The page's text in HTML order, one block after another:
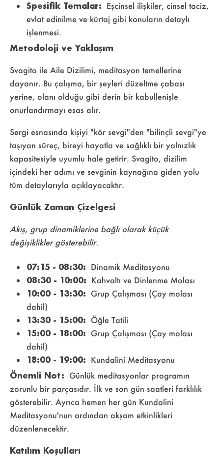
Spesifik Temalar: Eşcinsel ilişkiler, cinsel taciz,
evlat edinilme ve kürtaj gibi konuların detaylı
işlenmesi.
Metodoloji ve Yaklaşım
Svagito ile Aile Dizilimi, meditasyon temellerine
dayanır. Bu çalışma, bir şeyleri düzeltme çabası
yerine, olanı olduğu gibi derin bir kabullenişle
onurlandırmayı esas alır.
Sergi esnasında kişiyi "kör sevgi"den "bilinçli sevgi"ye
taşıyan süreç, bireyi hayatla ve sağlıklı bir yalnızlık
kapasitesiyle uyumlu hale getirir. Svagito, dizilim
içindeki her adımı ve sevginin kaynağına giden yolu
tüm detaylarıyla açıklayacaktır.
Günlük Zaman Çizelgesi
Akış, grup dinamiklerine bağlı olarak küçük
değişiklikler gösterebilir.
07:15 - 08:30: Dinamik Meditasyonu
08:30 - 10:00: Kahvaltı ve Dinlenme Molası
10:00 - 13:30: Grup Çalışması (Çay molası
dahil)
13:30 - 15:00: Öğle Tatili
15:00 - 18:00: Grup Çalışması (Çay molası
dahil)
18:00 - 19:00: Kundalini Meditasyonu
Önemli Not: Günlük meditasyonlar programın
zorunlu bir parçasıdır. İlk ve son gün saatleri farklılık
gösterebilir. Ayrıca hemen her gün Kundalini
Meditasyonu'nun ardından akşam etkinlikleri
düzenlenecektir.
Katılım Koşulları